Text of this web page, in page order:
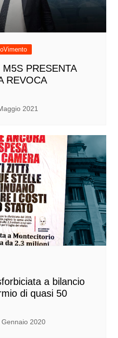
PRESENTA
REVOCA
2021
a bilancio
di quasi 50
Gennaio 2020